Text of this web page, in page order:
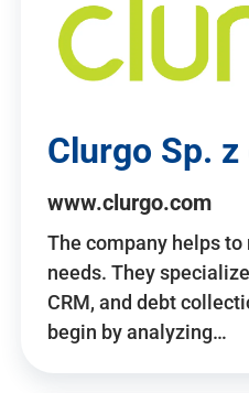
Clurgo Sp. z
www.clurgo.com
The company helps
needs. They
CRM, and debt
begin by analyzing…